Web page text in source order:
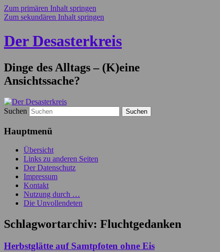
Zum primären Inhalt springen
Zum sekundären Inhalt springen
Der Desasterkreis
Dinge des Alltags – (K)eine
Ansichtssache?
Suchen
Hauptmenü
Übersicht
Links zu anderen Seiten
Der Datenschutz
Impressum
Kontakt
Nutzung durch …
Die Unvollendeten
Schlagwortarchiv: Fluchtgedanken
Herbstglätte auf Samtpfoten ohne Eis